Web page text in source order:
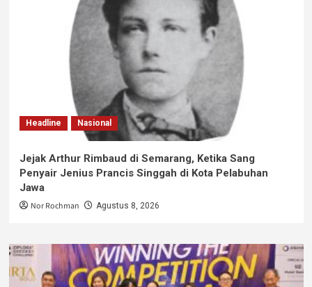
Headline Nasional
Jejak Arthur Rimbaud di Semarang, Ketika Sang
Penyair Jenius Prancis Singgah di Kota Pelabuhan
Jawa
Nor Rochman Agustus 8, 2026